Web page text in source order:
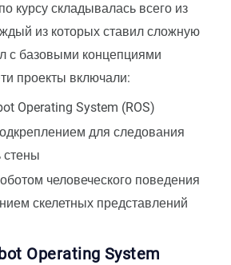
курсу складывалась всего из
из которых ставил сложную
с базовыми концепциями
проекты включали:
Operating System (ROS)
для следования
стены
человеческого поведения
скелетных представлений
Operating System